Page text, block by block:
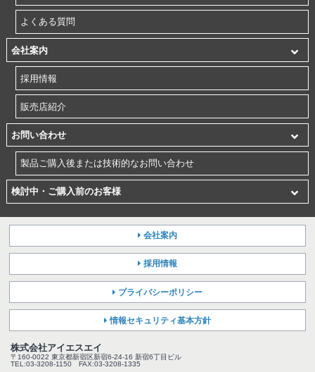
よくある質問
会社案内
採用情報
販売店紹介
お問い合わせ
製品ご購入後または技術的なお問い合わせ
検討中・ご購入前のお客様
会社案内
採用情報
プライバシーポリシー
情報セキュリティ基本方針
株式会社アイエスエイ
〒160-0022 東京都新宿区新宿6-24-16 新宿6丁目ビル
TEL:03-3208-1150 FAX:03-3208-1335